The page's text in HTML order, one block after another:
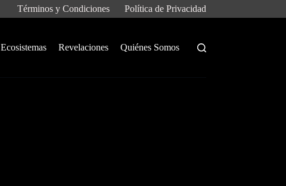
Términos y Condiciones Política de Privacidad
Ecosistemas Revelaciones Quiénes Somos